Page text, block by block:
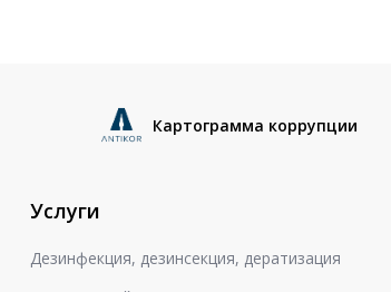
Картограмма коррупции
Услуги
Дезинфекция, дезинсекция, дератизация